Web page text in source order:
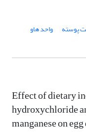
پوسته
واحد هاو
Effect of dietary
hydroxychloride
manganese on